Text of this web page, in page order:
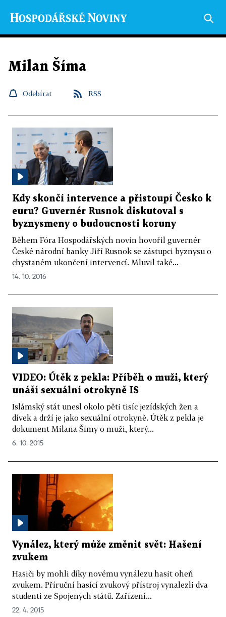
Milan Šíma
Odebírat RSS
Kdy skončí intervence a přistoupí Česko k
euru? Guvernér Rusnok diskutoval s
byznysmeny o budoucnosti koruny
Během Fóra Hospodářských novin hovořil guvernér
České národní banky Jiří Rusnok se zástupci byznysu o
chystaném ukončení intervencí. Mluvil také...
14. 10. 2016
VIDEO: Útěk z pekla: Příběh o muži, který
unáší sexuální otrokyně IS
Islámský stát unesl okolo pěti tisíc jezídských žen a
dívek a drží je jako sexuální otrokyně. Útěk z pekla je
dokument Milana Šímy o muži, který...
6. 10. 2015
Vynález, který může změnit svět: Hašení
zvukem
Hasiči by mohli díky novému vynálezu hasit oheň
zvukem. Příruční hasící zvukový přístroj vynalezli dva
studenti ze Spojených států. Zařízení...
22. 4. 2015